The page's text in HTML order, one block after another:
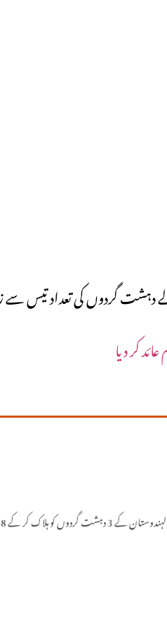
دہشت گردوں کی تعداد تیس
کر دیا
سیکیورٹی فورسز نے بلوچستان کے علاقے